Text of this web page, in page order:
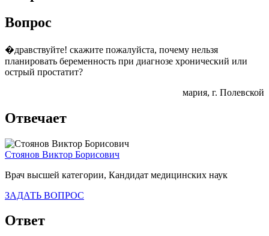
Вопрос
�дравствуйте! скажите пожалуйста, почему нельзя
планировать беременность при диагнозе хронический или
острый простатит?
мария, г. Полевской
Отвечает
Стоянов Виктор Борисович
Врач высшей категории, Кандидат медицинских наук
ЗАДАТЬ ВОПРОС
Ответ